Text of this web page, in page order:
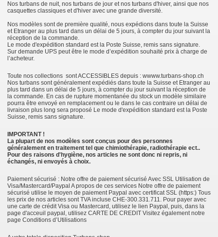
Nos turbans de nuit, nos turbans de jour et nos turbans d'hiver, ainsi que nos
casquettes classiques et d'hiver avec une grande diversité.
Nos modèles sont de première qualité, nous expédions dans toute la Suisse
et Etranger au plus tard dans un délai de 5 jours, à compter du jour suivant la
réception de la commande.
Le mode d'expédition standard est la Poste Suisse, remis sans signature.
Sur demande UPS peut être le mode d’expédition souhaité prix à charge de
l’acheteur.
Toute nos collections sont ACCESSIBLES depuis : wwww.turbans-shop.ch
Nos turbans sont généralement expédiés dans toute la Suisse et Etranger au
plus tard dans un délai de 5 jours, à compter du jour suivant la réception de
la commande. En cas de rupture momentanée du stock un modèle similaire
pourra être envoyé en remplacement ou le dans le cas contraire un délai de
livraison plus long sera proposé Le mode d'expédition standard est la Poste
Suisse, remis sans signature.
IMPORTANT !
La plupart de nos modèles sont conçus pour des personnes
généralement en traitement tel que chimiothérapie, radiothérapie ect..
Pour des raisons d'hygiène, nos articles ne sont donc ni repris, ni
échangés, ni envoyés à choix.
Paiement sécurisé : Notre offre de paiement sécurisé Avec SSL Utilisation de
Visa/Mastercard/Paypal A propos de ces services Notre offre de paiement
sécurisé utilise le moyen de paiement Paypal avec certificat SSL (https:) Tous
les prix de nos articles sont TVA incluse CHE-300.331.711. Pour payer avec
une carte de crédit Visa ou Mastercard, utilisez le lien Paypal, puis, dans la
page d'acceuil paypal, utilisez CARTE DE CREDIT Visitez également notre
page Conditions d’Utilisations